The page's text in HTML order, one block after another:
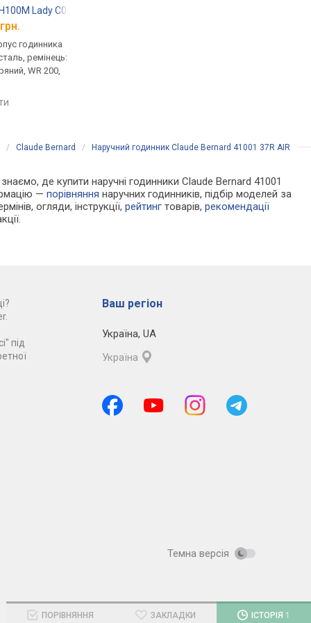
Lady C044.210.26.051.00
годинника
ремінець:
WR 200,
/ Claude Bernard / Наручний годинник Claude Bernard 41001 37R AIR
де купити наручні годинники Claude Bernard 41001
—порівняння наручних годинників, підбір моделей за
огляди, інструкції,рейтинг товарів,рекомендації
під
Ваш регіон
Україна, UA
Україна
Темна версія
ПОРІВНЯННЯ ЗАКЛАДКИ ІСТОРІЯ 1